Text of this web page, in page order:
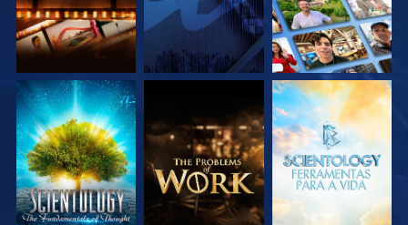
EXPLORE A SÉRIE EXPLORE A SÉRIE EXPLORE A SÉRIE